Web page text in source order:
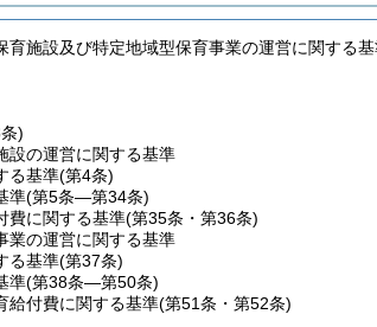
育施設及び特定地域型保育事業の運営に関する
)
設の運営に関する基準
る基準(第4条)
準(第5条―第34条)
費に関する基準(第35条・第36条)
業の運営に関する基準
る基準(第37条)
準(第38条―第50条)
給付費に関する基準(第51条・第52条)